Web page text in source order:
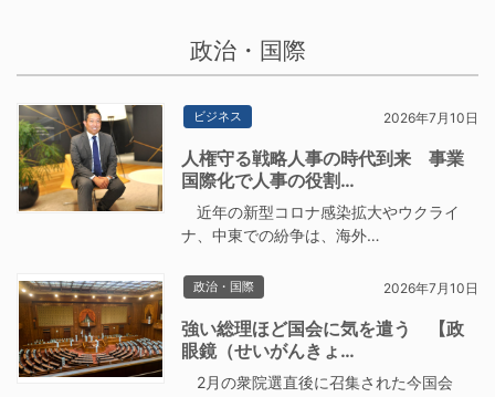
政治・国際
ビジネス 2026年7月10日
人権守る戦略人事の時代到来 事業
国際化で人事の役割…
近年の新型コロナ感染拡大やウクライ
ナ、中東での紛争は、海外…
政治・国際 2026年7月10日
強い総理ほど国会に気を遣う 【政
眼鏡（せいがんきょ…
2月の衆院選直後に召集された今国会